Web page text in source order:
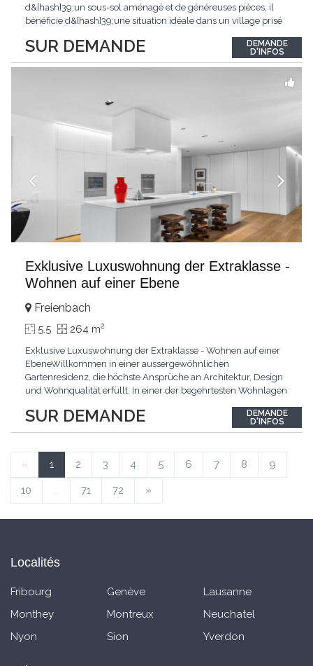
SUR DEMANDE
d&[hash]39;un sous-sol aménagé et de généreuses pièces, il
bénéficie d&[hash]39;une situation idéale dans un village prisé
luminosité hors du commun tout au long de la journée.Points
forts:4 grandes chambresUn...
DEMANDE
D'INFOS
Exklusive Luxuswohnung der Extraklasse -
Wohnen auf einer Ebene
SUR DEMANDE
Freienbach
5.5 264 m2
Exklusive Luxuswohnung der Extraklasse - Wohnen auf einer
EbeneWillkommen in einer aussergewöhnlichen
Gartenresidenz, die höchste Ansprüche an Architektur, Design
und Wohnqualität erfüllt. In einer der begehrtesten Wohnlagen
exklusives Zuhause mit über 230 m² Wohnfläche, das
Grosszügigkeit, Privatsphäre und zeitlose Eleganz auf
DEMANDE
D'INFOS
« 1 2 3 4 5 6 7 8 9
10 ... 71 72 »
Localités
Fribourg Genève
Lausanne
Monthey
Montreux
Neuchatel
Nyon
Sion Yverdon